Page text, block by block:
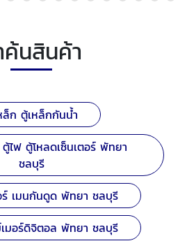
ค้นสินค้า
ล็ก ตู้เหล็กกันน้ำ
ไฟ ตู้โหลดเซ็นเตอร์ พัทยา
ชลบุรี
ร์ เมนกันดูด พัทยา ชลบุรี
เมอร์ดิจิตอล พัทยา ชลบุรี